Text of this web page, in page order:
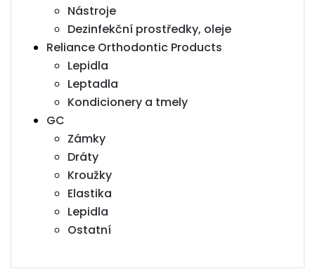
Nástroje
Dezinfekční prostředky, oleje
Reliance Orthodontic Products
Lepidla
Leptadla
Kondicionery a tmely
GC
Zámky
Dráty
Kroužky
Elastika
Lepidla
Ostatní